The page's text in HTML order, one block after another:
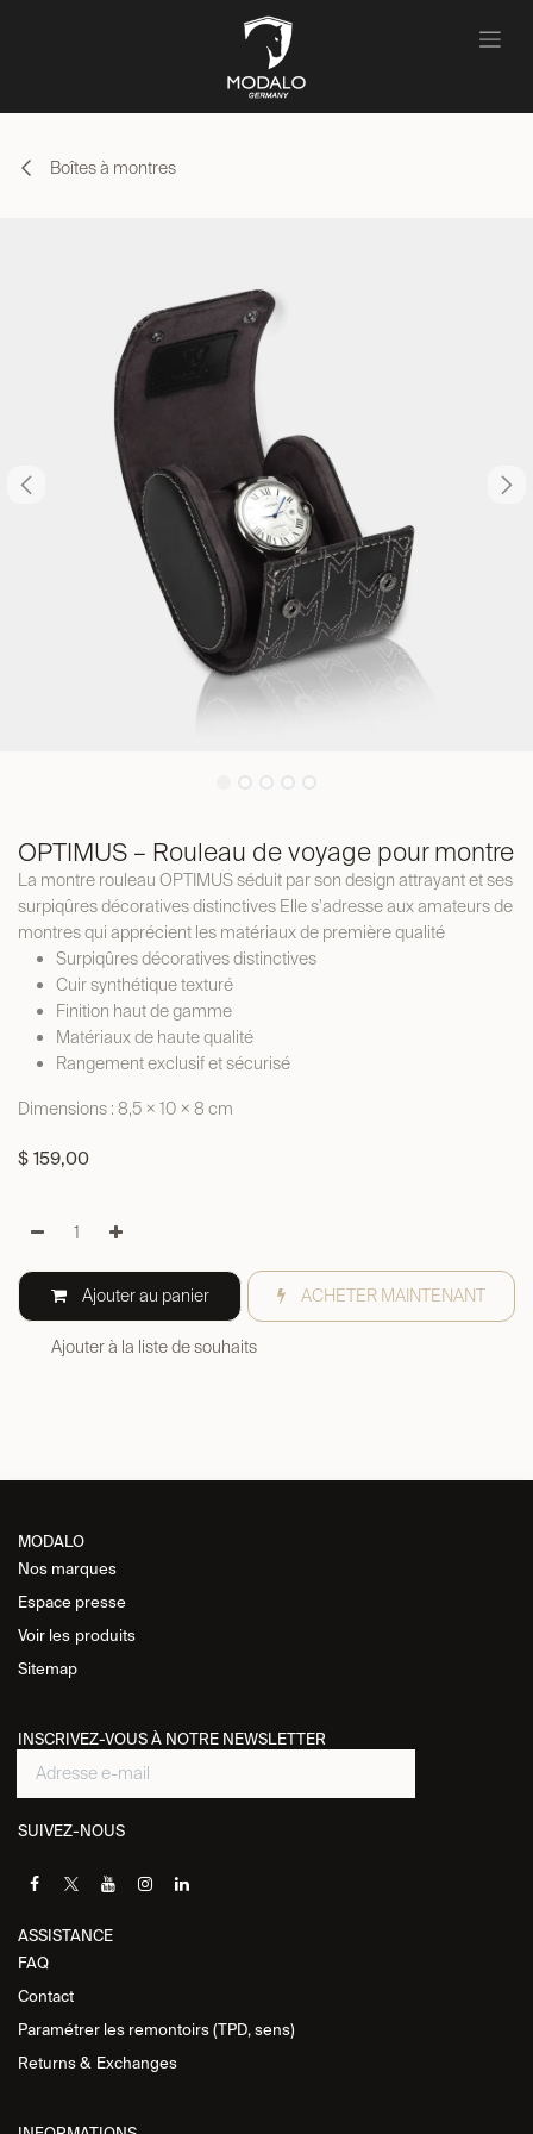
Boîtes à montres
OPTIMUS – Rouleau de voyage pour montre
La montre rouleau OPTIMUS séduit par son design attrayant et ses
surpiqûres décoratives distinctives Elle s'adresse aux amateurs de
montres qui apprécient les matériaux de première qualité
Surpiqûres décoratives distinctives
Cuir synthétique texturé
Finition haut de gamme
Matériaux de haute qualité
Rangement exclusif et sécurisé
Dimensions : 8,5 × 10 × 8 cm
$ 159,00
Ajouter au panier ACHETER MAINTENANT
Ajouter à la liste de souhaits
MODALO
Nos marques
Espace presse
Voir les produits
Sitemap
INSCRIVEZ-VOUS À NOTRE NEWSLETTER
SUIVEZ-NOUS
ASSISTANCE​
FAQ
Contact
Paramétrer les remontoirs (TPD, sens)
Returns & Exchanges